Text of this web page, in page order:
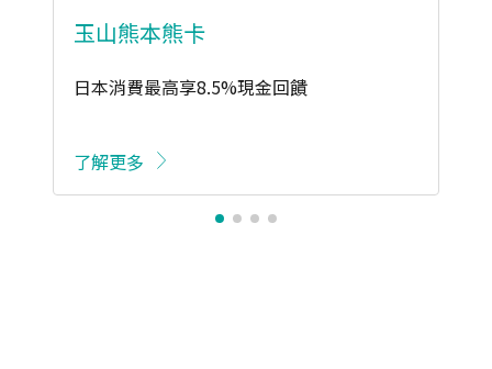
玉山熊本熊卡
日本消費最高享8.5%現金回饋
了解更多